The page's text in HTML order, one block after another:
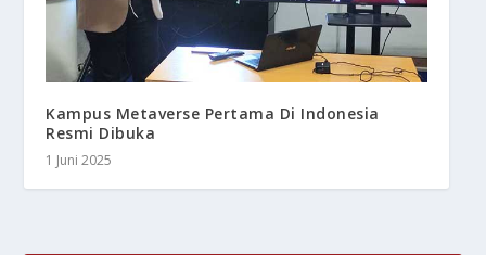
Kampus Metaverse Pertama Di Indonesia
Resmi Dibuka
1 Juni 2025